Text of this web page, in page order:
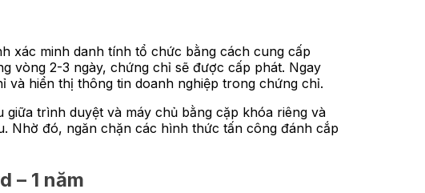
xác minh danh tính tổ chức bằng cách cung cấp
vòng 2-3 ngày, chứng chỉ sẽ được cấp phát. Ngay
và hiển thị thông tin doanh nghiệp trong chứng chỉ.
trình duyệt và máy chủ bằng cặp khóa riêng và
Nhờ đó, ngăn chặn các hình thức tấn công đánh cắp
– 1 năm